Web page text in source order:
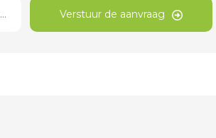
Verstuur de aanvraag